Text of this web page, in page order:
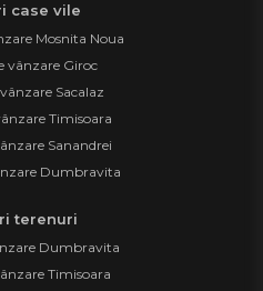
case vile
Mosnita Noua
vânzare Giroc
Sacalaz
Timisoara
Sanandrei
Dumbravita
terenuri
Dumbravita
Timisoara